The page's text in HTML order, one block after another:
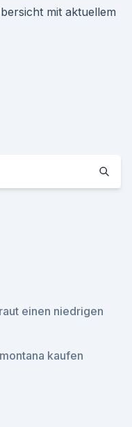
mit aktuellem
einen niedrigen
kaufen